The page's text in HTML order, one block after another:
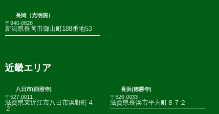
長岡（光明院）
〒940-0828
新潟県長岡市御山町188番地53
近畿エリア
八日市(西照寺)
〒527-0011
滋賀県東近江市八日市浜野町４-
２
長浜(徳勝寺)
〒526-0033
滋賀県長浜市平方町８７２